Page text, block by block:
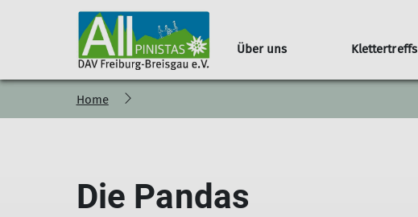
Über uns
Team
Klettertreffs
Erwachsene
Home
Die Pandas